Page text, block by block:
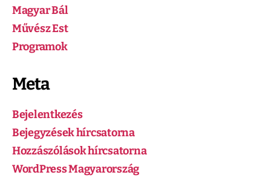
Magyar Bál
Művész Est
Programok
Meta
Bejelentkezés
Bejegyzések hírcsatorna
Hozzászólások hírcsatorna
WordPress Magyarország